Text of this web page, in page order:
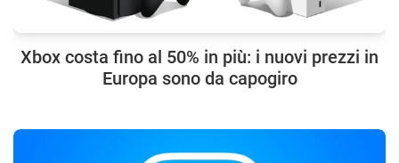
Xbox costa fino al 50% in più: i nuovi prezzi in
Europa sono da capogiro